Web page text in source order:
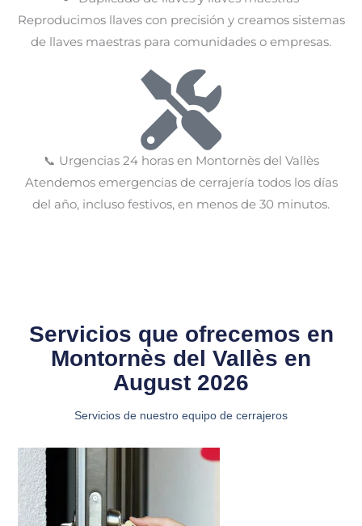
Reproducimos llaves con precisión y creamos sistemas
de llaves maestras para comunidades o empresas.
📞 Urgencias 24 horas en Montornès del Vallès
Atendemos emergencias de cerrajería todos los días
del año, incluso festivos, en menos de 30 minutos.
Servicios que ofrecemos en
Montornès del Vallès en
August 2026
Servicios de nuestro equipo de cerrajeros